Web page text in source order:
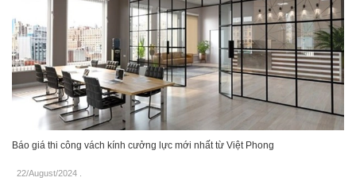
Báo giá thi công vách kính cưởng lực mới nhất từ Việt Phong
22/August/2024